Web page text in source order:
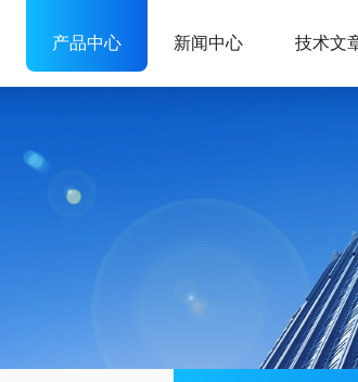
产品中心 新闻中心 技术文